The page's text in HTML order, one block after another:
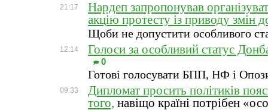
21:17
Нардеп запропонував
акцію протесту із приводу змін
Щоби не допустити особливого
12:14 Голоси за особливий статус
0
Готові голосувати БПП, НФ і
09:33
Дипломат просить політиків
того, навіщо країні потрібен